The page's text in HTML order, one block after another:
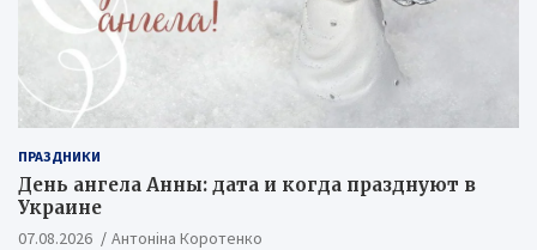
ПРАЗДНИКИ
День ангела Анны: дата и когда празднуют в
Украине
07.08.2026 Антоніна Коротенко